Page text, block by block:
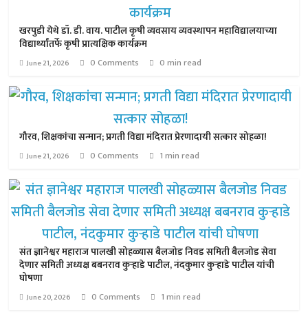
खरपुडी येथे डॉ. डी. वाय. पाटील कृषी व्यवसाय व्यवस्थापन महाविद्यालयाच्या
विद्यार्थ्यांतर्फे कृषी प्रात्यक्षिक कार्यक्रम
June 21, 2026 0 Comments 0 min read
गौरव, शिक्षकांचा सन्मान; प्रगती विद्या मंदिरात प्रेरणादायी सत्कार सोहळा!
June 21, 2026 0 Comments 1 min read
संत ज्ञानेश्वर महाराज पालखी सोहळ्यास बैलजोड निवड समिती बैलजोड सेवा
देणार समिती अध्यक्ष बबनराव कुऱ्हाडे पाटील, नंदकुमार कुऱ्हाडे पाटील यांची
घोषणा
June 20, 2026 0 Comments 1 min read